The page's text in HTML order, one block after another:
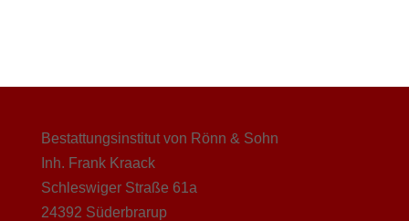
Bestattungsinstitut von Rönn & Sohn
Inh. Frank Kraack
Schleswiger Straße 61a
24392 Süderbrarup